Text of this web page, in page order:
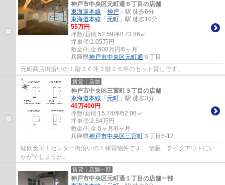
神戸市中央区元町通６丁目の店舗
東海道本線 「 神戸 」駅 徒歩6分
東海道本線 「 元町 」駅 徒歩10分
55万円
坪数/面積:52.59坪/173.86㎡
坪単価:1.05万円
敷金/礼金:600万円/0ヶ月
兵庫県神戸市中央区元町通 ６丁目
元町商店街沿いの１階２６坪２階２６坪のセット貸しです。
賃貸｜店舗
神戸市中央区三宮町３丁目の店舗
東海道本線 「 元町 」駅 徒歩3分
40万400円
坪数/面積:15.74坪/52.06㎡
坪単価:2.54万円
敷金/礼金:0ヶ月/0ヶ月
兵庫県神戸市中央区三宮町 ３丁目6-12
軽飲食可！センター街沿いの１棟貸物件です。 物販、テイクアウトにい
かがでしょうか。
賃貸｜店舗一部
神戸市中央区元町通１丁目の店舗一部